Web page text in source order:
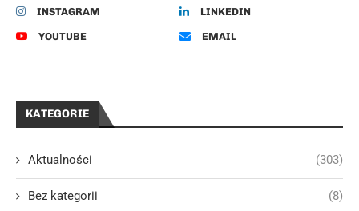
INSTAGRAM LINKEDIN
YOUTUBE EMAIL
KATEGORIE
Aktualności (303)
Bez kategorii (8)